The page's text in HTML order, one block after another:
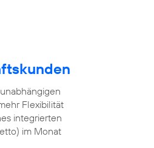
Flexibilität
integrierten
im Monat